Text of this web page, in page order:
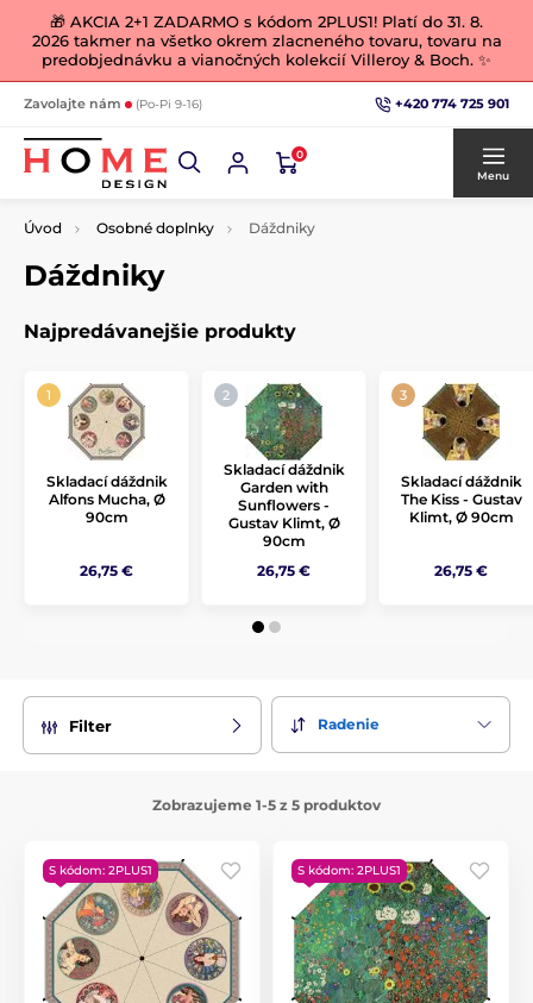
🎁 AKCIA 2+1 ZADARMO s kódom 2PLUS1! Platí do 31. 8.
2026 takmer na všetko okrem zlacneného tovaru, tovaru na
predobjednávku a vianočných kolekcií Villeroy & Boch. ✨
Zavolajte nám (Po-Pi 9-16) +420 774 725 901
0
Menu
Úvod Osobné doplnky Dáždniky
Dáždniky
Najpredávanejšie produkty
Skladací dáždnik
Alfons Mucha, Ø
90cm
26,75 €
Skladací dáždnik
Garden with
Sunflowers -
Gustav Klimt, Ø
90cm
26,75 €
Skladací dáždnik
The Kiss - Gustav
Klimt, Ø 90cm
26,75 €
Filter Radenie
Zobrazujeme 1-5 z 5 produktov
S kódom: 2PLUS1 S kódom: 2PLUS1